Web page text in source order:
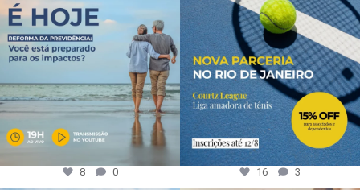
8 0 16 3